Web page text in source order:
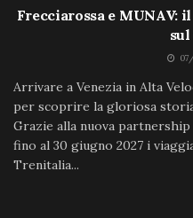
Frecciarossa e MUNAV:
Arrivare a Venezia in Alta
per scoprire la gloriosa
Grazie alla nuova
fino al 30 giugno 2027 i
Trenitalia...